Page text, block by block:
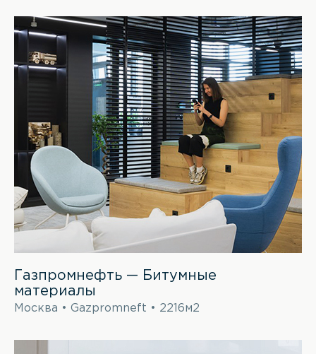
Газпромнефть — Битумные
материалы
Москва • Gazpromneft • 2216м2